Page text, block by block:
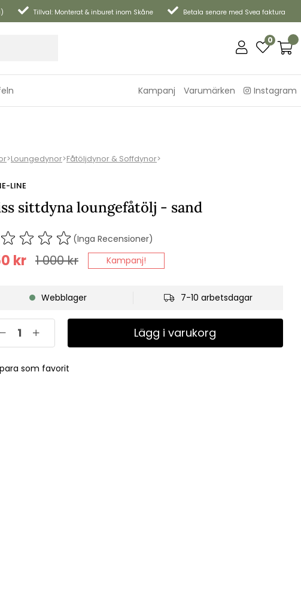
Tillval: Monterat & inburet inom Skåne Betala senare med Svea faktura
0
Kampanj Varumärken Instagram
>Loungedynor>Fåtöljdynor & Soffdynor>
LINE
sittdyna loungefåtölj - sand
(Inga Recensioner)
1 000kr
kr Kampanj!
Webblager 7-10 arbetsdagar
Lägg i varukorg
som favorit